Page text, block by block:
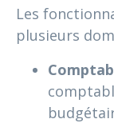
Les
plusieurs